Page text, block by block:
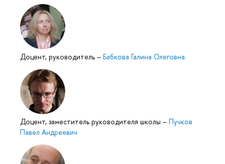
Доцент, руководитель – Бабкова Галина Олеговна
Доцент, заместитель руководителя школы – Пучков
Павел Андреевич